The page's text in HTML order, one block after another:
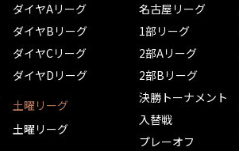
ダイヤAリーグ
ダイヤBリーグ
ダイヤCリーグ
ダイヤDリーグ
土曜リーグ
土曜リーグ
名古屋リーグ
1部リーグ
2部Aリーグ
2部Bリーグ
決勝トーナメント
入替戦
プレーオフ